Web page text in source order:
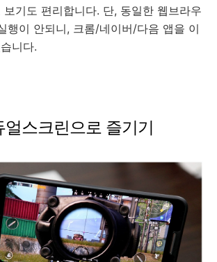
기도 편리합니다. 단, 동일한 웹브라우
행이 안되니, 크롬/네이버/다음 앱을 이
니다.
스크린으로 즐기기